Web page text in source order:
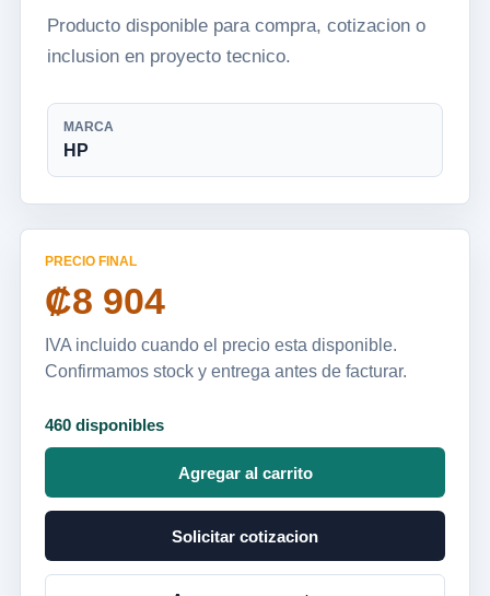
Producto disponible para compra, cotizacion o
inclusion en proyecto tecnico.
MARCA
HP
PRECIO FINAL
₡8 904
IVA incluido cuando el precio esta disponible.
Confirmamos stock y entrega antes de facturar.
460 disponibles
Agregar al carrito
Solicitar cotizacion